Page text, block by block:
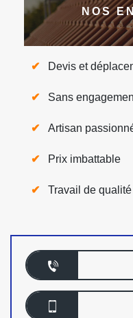
NOS
Devis et
Sans
Artisan
Prix imbattable
Travail de qualité